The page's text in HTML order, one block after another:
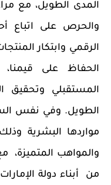
المدى الطويل، مع
والحرص على اتباع
الرقمي وابتكار
الحفاظ على قيمنا،
المستقبلي وتحقيق
الطويل. وفي نفس
مواردها البشرية
والمواهب المتميزة،
من
أبناء دولة